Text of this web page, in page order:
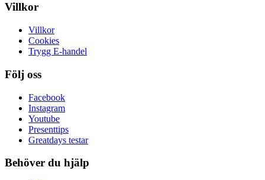
Villkor
Villkor
Cookies
Trygg E-handel
Följ oss
Facebook
Instagram
Youtube
Presenttips
Greatdays testar
Behöver du hjälp